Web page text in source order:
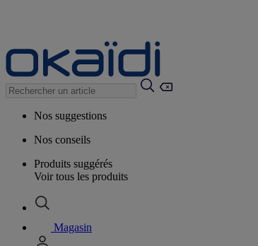
Nos suggestions
Nos conseils
Produits suggérés
Voir tous les produits
Magasin